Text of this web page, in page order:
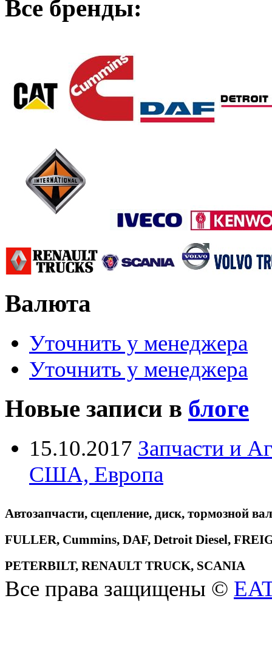
Все бренды:
Валюта
Уточнить у менеджера
Уточнить у менеджера
Новые записи в блоге
15.10.2017 Запчасти и
США, Европа
Автозапчасти, сцепление, диск, тормозной
FULLER, Cummins, DAF, Detroit Diesel,
PETERBILT, RENAULT TRUCK, SCANIA
Все права защищены ©